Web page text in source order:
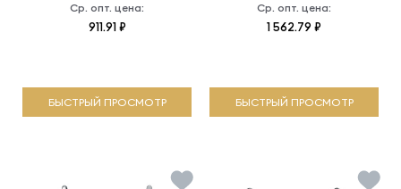
Ср. опт. цена:
911.91 ₽
БЫСТРЫЙ ПРОСМОТР
Ср. опт. цена:
1 562.79 ₽
БЫСТРЫЙ ПРОСМОТР